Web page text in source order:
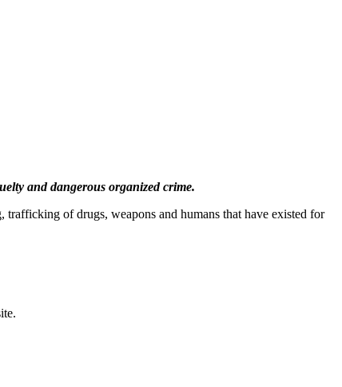
and dangerous organized crime.
of drugs, weapons and humans that have existed for